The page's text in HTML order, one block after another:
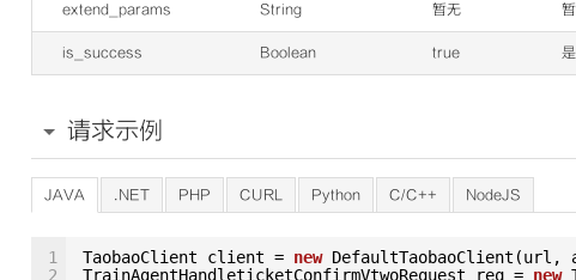
extend_params String 暂无
is_success Boolean true
请求示例
JAVA .NET PHP CURL Python C/C++ NodeJS
1
2
TaobaoClient client = new DefaultTaobaoClient(url,
TrainAgentHandleticketConfirmVtwoRequest req = new